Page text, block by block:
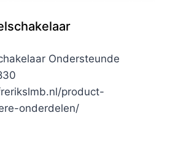
Ondersteunde
product-
onderdelen/